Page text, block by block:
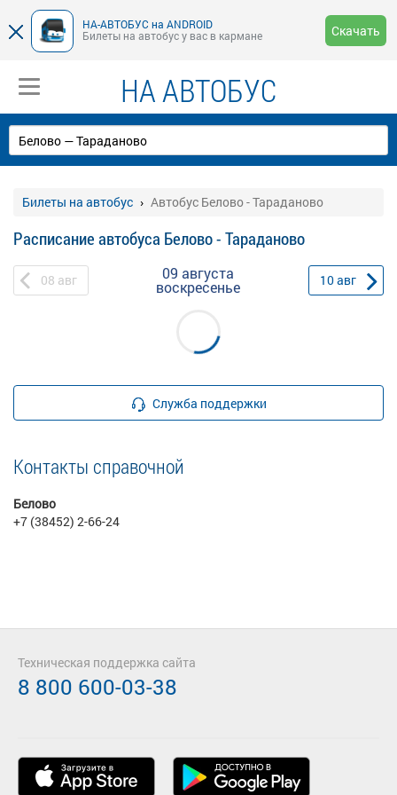
НА-АВТОБУС на ANDROID
Билеты на автобус у вас в кармане
Скачать
НА АВТОБУС
Билеты на автобус Автобус Белово - Тараданово
Расписание автобуса Белово - Тараданово
08 авг 09 августа
воскресенье 10авг
Служба поддержки
Контакты справочной
Белово
+7 (38452) 2-66-24
Техническая поддержка сайта
8 800 600-03-38